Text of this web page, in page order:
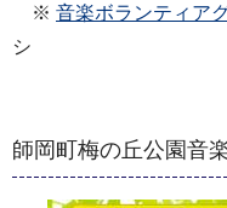
※ 音楽ボランティア
シ
師岡町梅の丘公園音